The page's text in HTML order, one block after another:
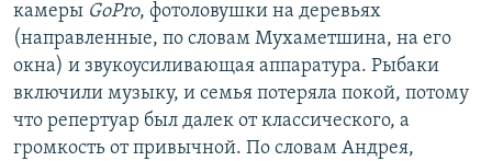
камеры GoPro, фотоловушки на деревьях
(направленные, по словам Мухаметшина, на его
окна) и звукоусиливающая аппаратура. Рыбаки
включили музыку, и семья потеряла покой, потому
что репертуар был далек от классического, а
громкость от привычной. По словам Андрея,